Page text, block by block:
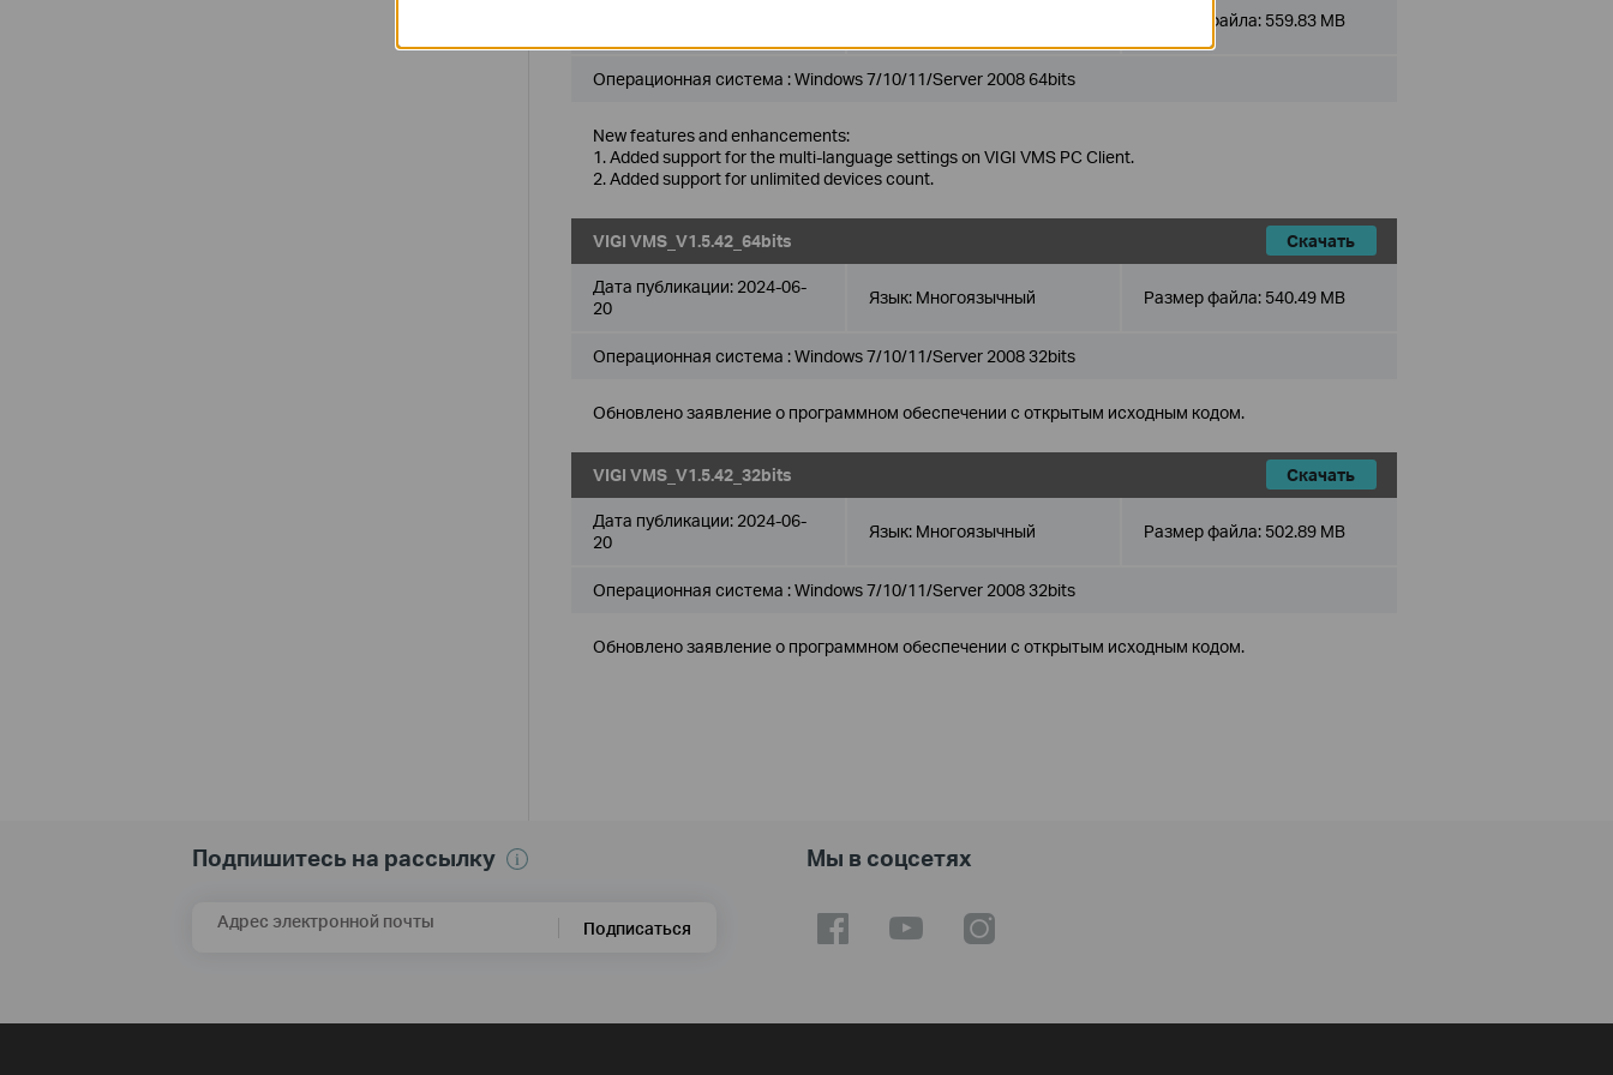
Размер файла: 559.83 MB
Операционная система : Windows 7/10/11/Server 2008 64bits
New features and enhancements:
1. Added support for the multi-language settings on VIGI VMS PC Client.
2. Added support for unlimited devices count.
VIGI VMS_V1.5.42_64bits Скачать
Дата публикации: 2024-06-
20
Язык: Многоязычный Размер файла: 540.49 MB
Операционная система : Windows 7/10/11/Server 2008 32bits
Обновлено заявление о программном обеспечении с открытым исходным кодом.
VIGI VMS_V1.5.42_32bits Скачать
Дата публикации: 2024-06-
20
Язык: Многоязычный Размер файла: 502.89 MB
Операционная система : Windows 7/10/11/Server 2008 32bits
Обновлено заявление о программном обеспечении с открытым исходным кодом.
Подпишитесь на рассылку
Адрес электронной почты Подписаться
Мы в соцсетях